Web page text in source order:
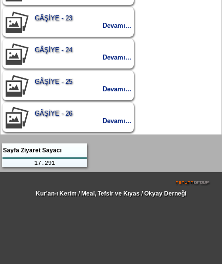
GÂŞİYE - 23
Devamı...
GÂŞİYE - 24
Devamı...
GÂŞİYE - 25
Devamı...
GÂŞİYE - 26
Devamı...
Sayfa Ziyaret Sayacı
17.291
Kur'an-ı Kerim / Meal, Tefsir ve Kıyas / Okyay Derneği